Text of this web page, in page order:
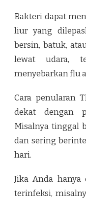
Bakteri dapat
liur yang
bersin, batuk,
lewat udara,
menyebarkan flu
Cara penularan
dekat dengan
Misalnya tinggal
dan sering
hari.
Jika Anda
terinfeksi,